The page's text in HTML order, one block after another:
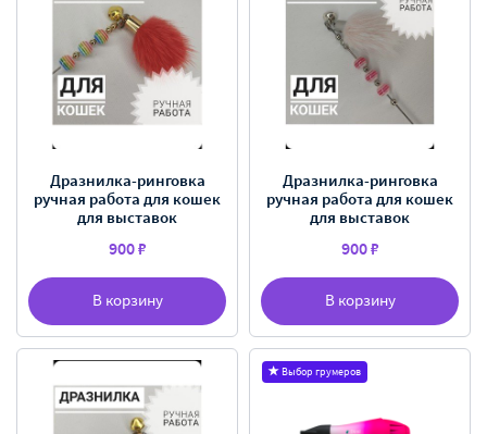
В корзину
Дразнилка-ринговка
ручная работа для кошек
для выставок
900 ₽
В корзину
Дразнилка-ринговка
ручная работа для кошек
для выставок
900 ₽
Выбор грумеров